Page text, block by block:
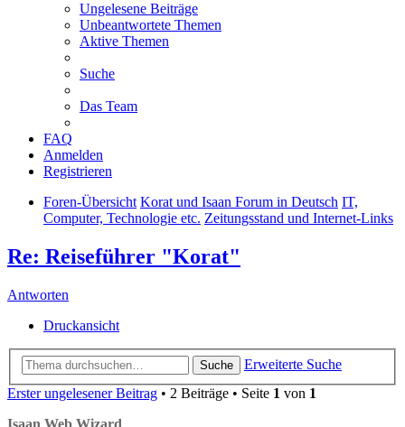
Ungelesene Beiträge
Unbeantwortete Themen
Aktive Themen
Suche
Das Team
FAQ
Anmelden
Registrieren
Foren-Übersicht Korat und Isaan Forum in Deutsch IT,
Computer, Technologie etc. Zeitungsstand und Internet-Links
Re: Reiseführer "Korat"
Antworten
Druckansicht
Suche
Erweiterte Suche
Erster ungelesener Beitrag • 2 Beiträge • Seite 1 von 1
Isaan Web Wizard